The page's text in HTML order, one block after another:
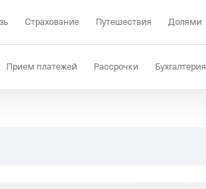
Страхование Путешествия Долями
Прием платежей Рассрочки Бухгалтерия